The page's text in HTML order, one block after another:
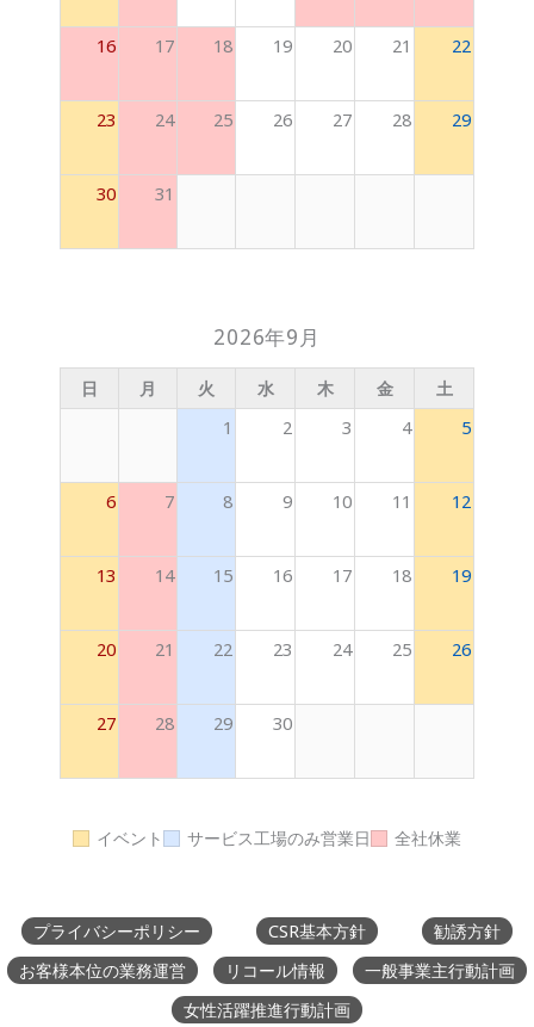
16 17 18 19 20 21 22
23 24 25 26 27 28 29
30 31
2026年9月
日 月 火 水 木 金 土
1 2 3 4 5
6 7 8 9 10 11 12
13 14 15 16 17 18 19
20 21 22 23 24 25 26
27 28 29 30
イベント サービス工場のみ営業日 全社休業
プライバシーポリシー CSR基本方針
勧誘方針
お客様本位の業務運営
リコール情報
一般事業主行動計画
女性活躍推進行動計画